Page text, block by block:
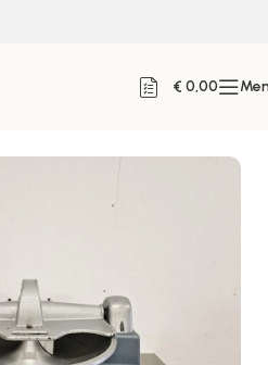
€ 0,00